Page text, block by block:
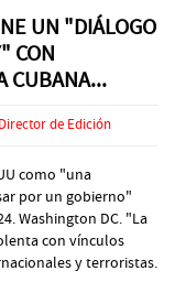
UN "DIÁLOGO
CON
CUBANA...
Director de Edición
como "una
por un gobierno"
Washington DC. "La
con vínculos
y terroristas.